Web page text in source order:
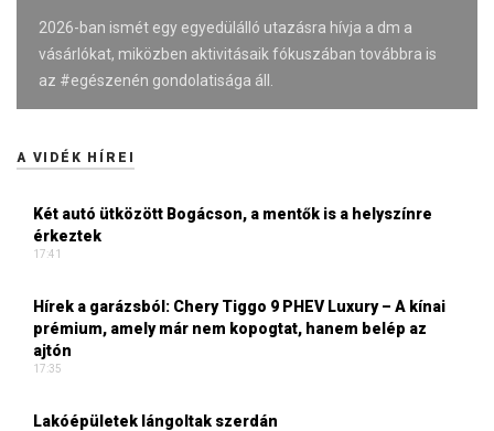
2026-ban ismét egy egyedülálló utazásra hívja a dm a
vásárlókat, miközben aktivitásaik fókuszában továbbra is
az #egészenén gondolatisága áll.
A VIDÉK HÍREI
Két autó ütközött Bogácson, a mentők is a helyszínre
érkeztek
17:41
Hírek a garázsból: Chery Tiggo 9 PHEV Luxury – A kínai
prémium, amely már nem kopogtat, hanem belép az
ajtón
17:35
Lakóépületek lángoltak szerdán